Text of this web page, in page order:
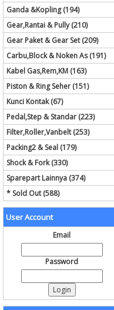
Ganda &Kopling (194)
Gear,Rantai & Pully (210)
Gear Paket & Gear Set (209)
Carbu,Block & Noken As (191)
Kabel Gas,Rem,KM (163)
Piston & Ring Seher (151)
Kunci Kontak (67)
Pedal,Step & Standar (223)
Filter,Roller,Vanbelt (253)
Packing2 & Seal (179)
Shock & Fork (330)
Sparepart Lainnya (374)
* Sold Out (588)
User Account
Email
Password